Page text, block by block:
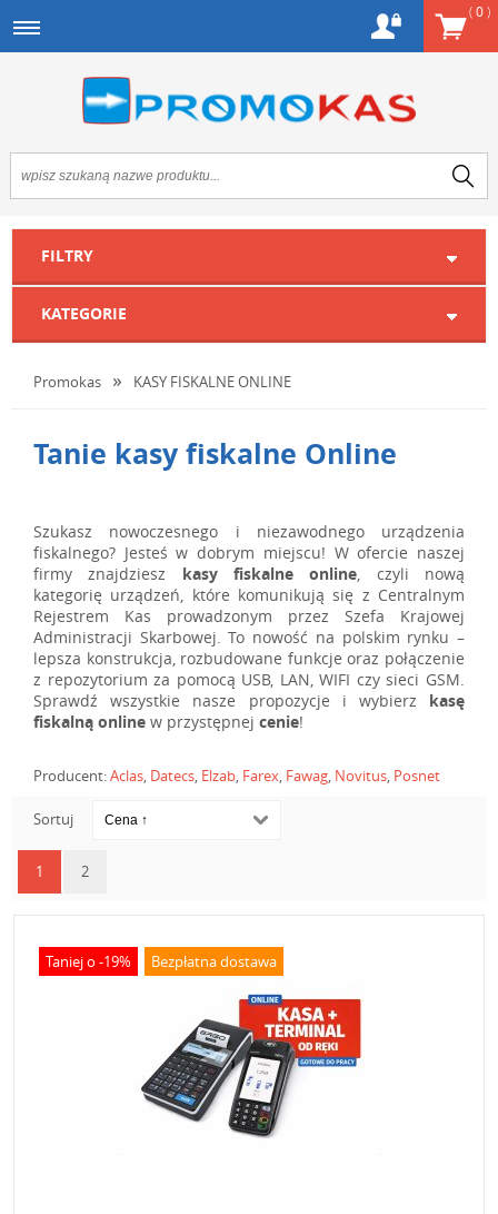
(0)
FILTRY
KATEGORIE
Promokas KASY FISKALNE ONLINE
Tanie kasy fiskalne Online
Szukasz nowoczesnego i niezawodnego urządzenia
fiskalnego? Jesteś w dobrym miejscu! W ofercie naszej
firmy znajdziesz kasy fiskalne online, czyli nową
kategorię urządzeń, które komunikują się z Centralnym
Rejestrem Kas prowadzonym przez Szefa Krajowej
Administracji Skarbowej. To nowość na polskim rynku –
lepsza konstrukcja, rozbudowane funkcje oraz połączenie
z repozytorium za pomocą USB, LAN, WIFI czy sieci GSM.
Sprawdź wszystkie nasze propozycje i wybierz kasę
fiskalną online w przystępnej cenie!
Producent:Aclas, Datecs, Elzab, Farex, Fawag, Novitus, Posnet
Sortuj
1 2
Taniej o -19% Bezpłatna dostawa